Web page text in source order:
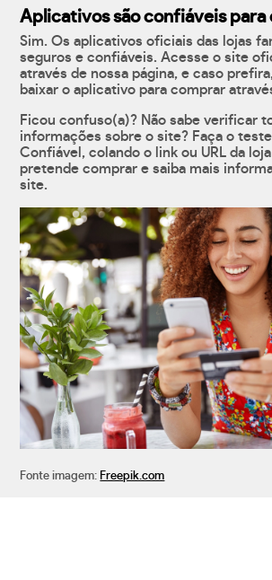
Aplicativos são confiáveis para
Sim. Os aplicativos oficiais das lojas
seguros e confiáveis. Acesse o site
através de nossa página, e caso
baixar o aplicativo para comprar
Ficou confuso(a)? Não sabe verificar
informações sobre o site? Faça o
Confiável, colando o link ou URL da
pretende comprar e saiba mais
site.
Fonte imagem: Freepik.com